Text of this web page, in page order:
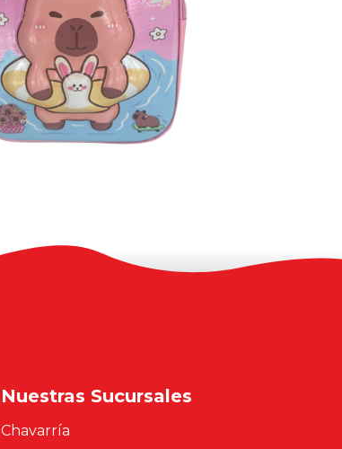
Nuestras Sucursales
Chavarría